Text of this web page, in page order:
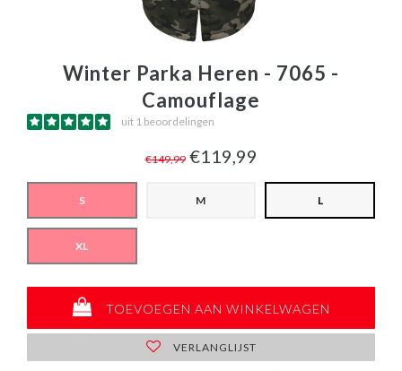
Winter Parka Heren - 7065 -
Camouflage
uit 1 beoordelingen
€149,99 €119,99
S M L
XL
TOEVOEGEN AAN WINKELWAGEN
VERLANGLIJST